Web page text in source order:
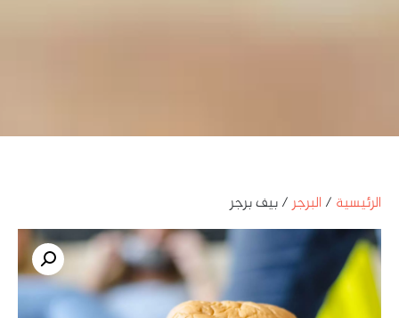
الرئيسية / البرجر/ بيف برجر